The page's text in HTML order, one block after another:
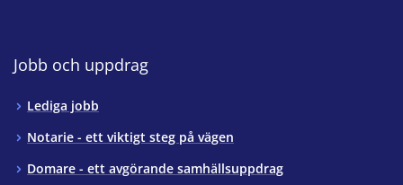
Jobb och uppdrag
Lediga jobb
Notarie - ett viktigt steg på vägen
Domare - ett avgörande samhällsuppdrag